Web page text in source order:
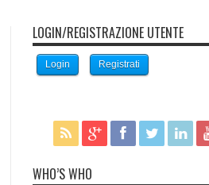
LOGIN/REGISTRAZIONE UTENTE
Login Registrati
WHO’S WHO